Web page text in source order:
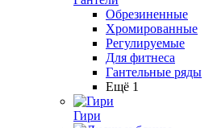
Обрезиненные
Хромированные
Регулируемые
Для фитнеса
Гантельные ряды
Ещё 1
Гири